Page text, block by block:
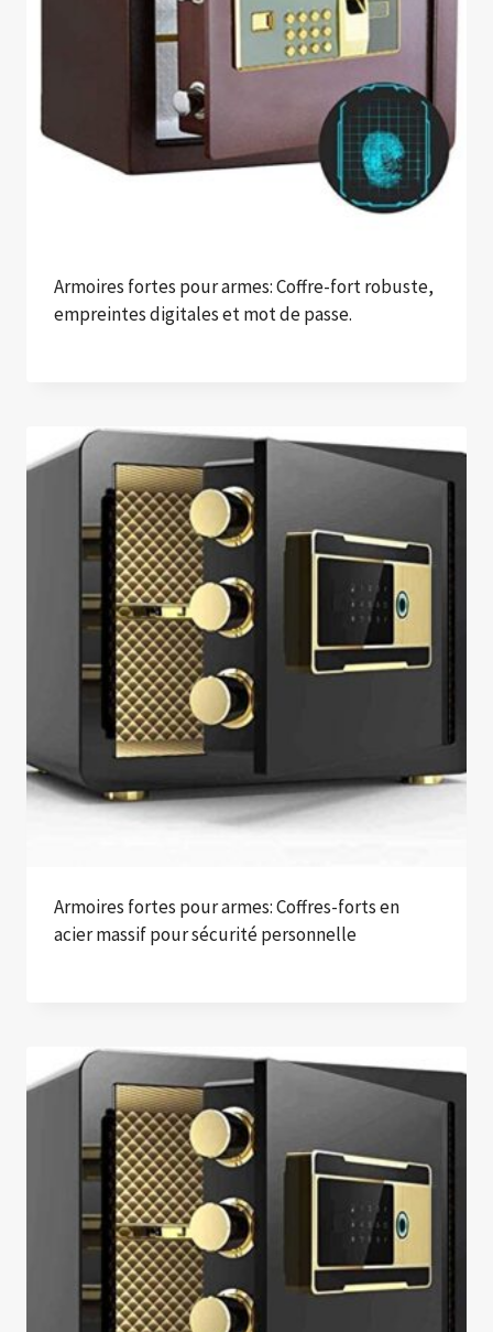
Armoires fortes pour armes: Coffre-fort robuste,
empreintes digitales et mot de passe.
Armoires fortes pour armes: Coffres-forts en
acier massif pour sécurité personnelle